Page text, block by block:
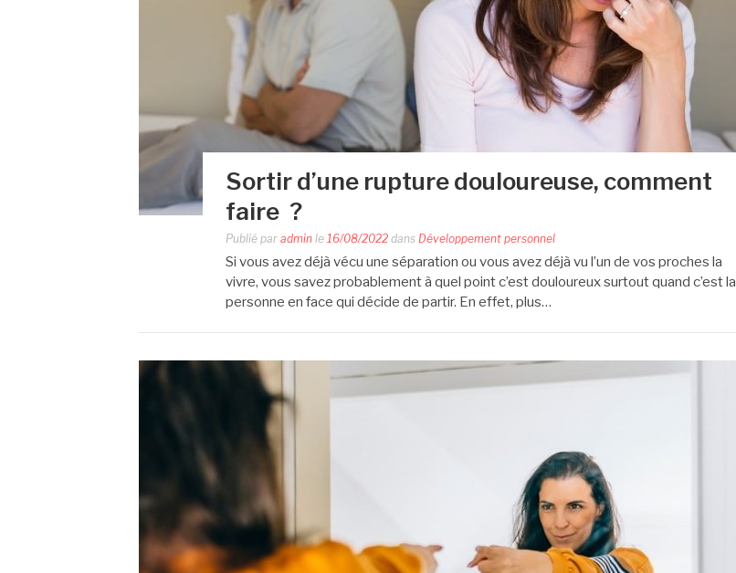
Sortir d’une rupture douloureuse, comment
faire ?
Publié par admin le 16/08/2022 dans Développement personnel
Si vous avez déjà vécu une séparation ou vous avez déjà vu l’un de vos proches la
vivre, vous savez probablement à quel point c’est douloureux surtout quand c’est la
personne en face qui décide de partir. En effet, plus…